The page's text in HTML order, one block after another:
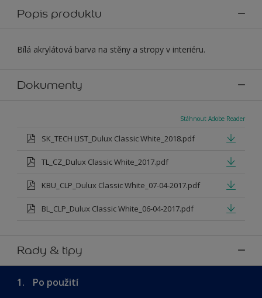
Popis produktu
Bílá akrylátová barva na stěny a stropy v interiéru.
Dokumenty
Stáhnout Adobe Reader
SK_TECH LIST_Dulux Classic White_2018.pdf
TL_CZ_Dulux Classic White_2017.pdf
KBU_CLP_Dulux Classic White_07-04-2017.pdf
BL_CLP_Dulux Classic White_06-04-2017.pdf
Rady & tipy
1. Po použití